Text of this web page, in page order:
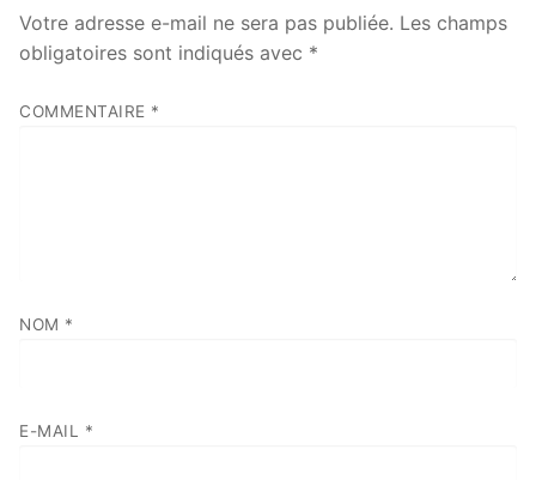
Votre adresse e-mail ne sera pas publiée. Les champs
obligatoires sont indiqués avec *
COMMENTAIRE *
NOM *
E-MAIL *